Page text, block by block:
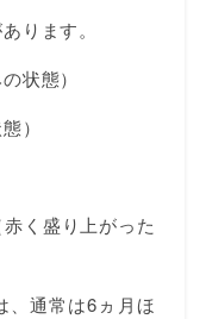
ります。
状態）
）
く盛り上がった
通常は6ヵ月ほ